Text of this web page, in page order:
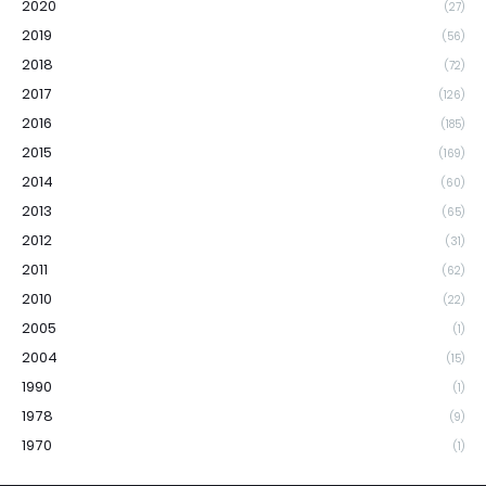
2020 (27)
2019 (56)
2018 (72)
2017 (126)
2016 (185)
2015 (169)
2014 (60)
2013 (65)
2012 (31)
2011 (62)
2010 (22)
2005 (1)
2004 (15)
1990 (1)
1978 (9)
1970 (1)